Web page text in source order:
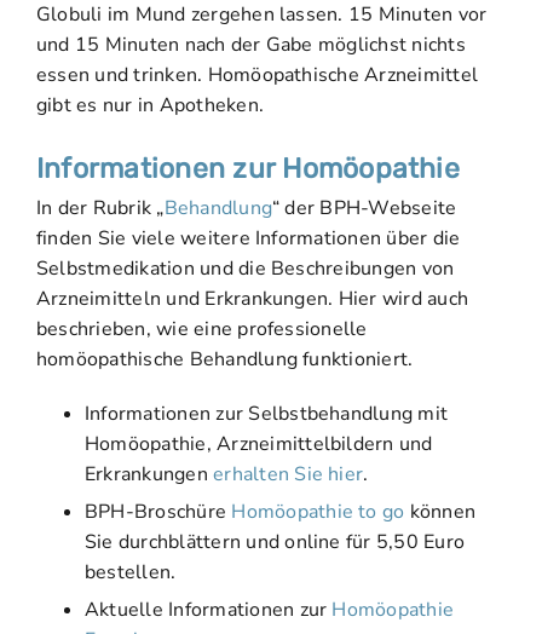
Globuli im Mund zergehen lassen. 15 Minuten vor
und 15 Minuten nach der Gabe möglichst nichts
essen und trinken. Homöopathische Arzneimittel
gibt es nur in Apotheken.
Informationen zur Homöopathie
In der Rubrik „Behandlung“ der BPH-Webseite
finden Sie viele weitere Informationen über die
Selbstmedikation und die Beschreibungen von
Arzneimitteln und Erkrankungen. Hier wird auch
beschrieben, wie eine professionelle
homöopathische Behandlung funktioniert.
Informationen zur Selbstbehandlung mit
Homöopathie, Arzneimittelbildern und
Erkrankungenerhalten Sie hier.
BPH-Broschüre Homöopathie to go können
Sie durchblättern und online für 5,50 Euro
bestellen.
Aktuelle Informationen zur Homöopathie